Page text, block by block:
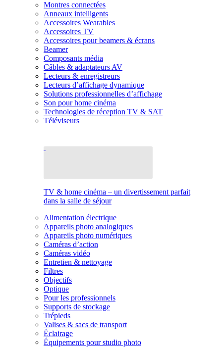
Montres connectées
Anneaux intelligents
Accessoires Wearables
Accessoires TV
Accessoires pour beamers & écrans
Beamer
Composants média
Câbles & adaptateurs AV
Lecteurs & enregistreurs
Lecteurs d’affichage dynamique
Solutions professionnelles d’affichage
Son pour home cinéma
Technologies de réception TV & SAT
Téléviseurs
TV & home cinéma – un divertissement parfait
dans la salle de séjour
Alimentation électrique
Appareils photo analogiques
Appareils photo numériques
Caméras d’action
Caméras vidéo
Entretien & nettoyage
Filtres
Objectifs
Optique
Pour les professionnels
Supports de stockage
Trépieds
Valises & sacs de transport
Éclairage
Équipements pour studio photo